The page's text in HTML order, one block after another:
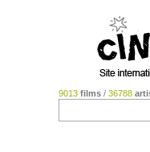
9013 films/ 36788